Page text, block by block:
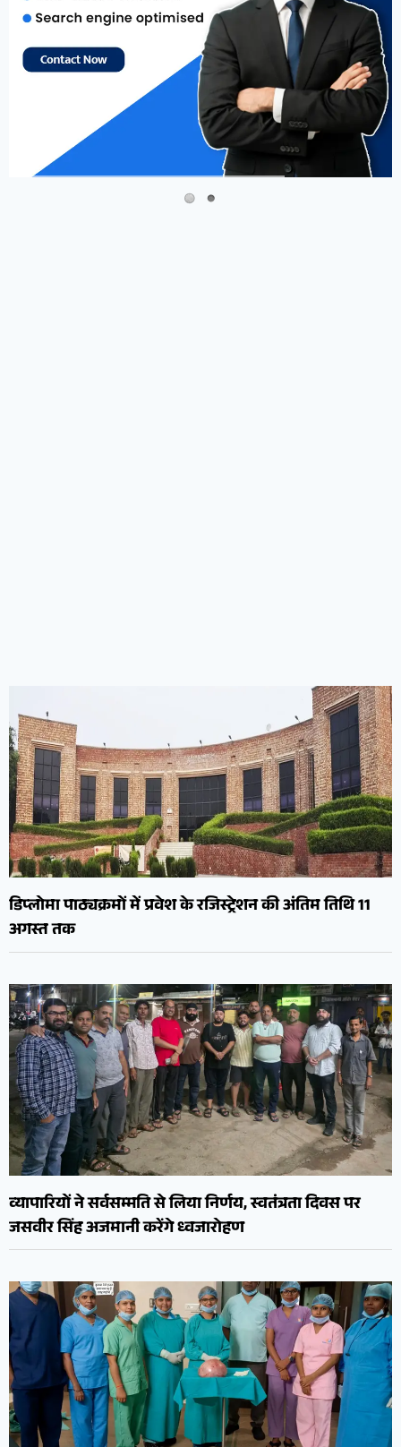
डिप्लोमा पाठ्यक्रमों में प्रवेश के रजिस्ट्रेशन की अंतिम तिथि 11
अगस्त तक
व्यापारियों ने सर्वसम्मति से लिया निर्णय, स्वतंत्रता दिवस पर
जसवीर सिंह अजमानी करेंगे ध्वजारोहण